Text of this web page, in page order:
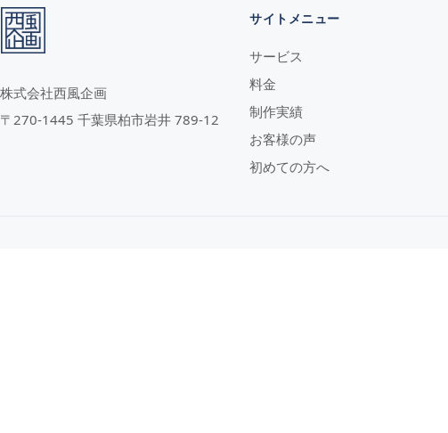
株式会社西風企画
〒270-1445 千葉県柏市岩井 789-12
サイトメニュー
サービス
料金
制作実績
お客様の声
初めての方へ